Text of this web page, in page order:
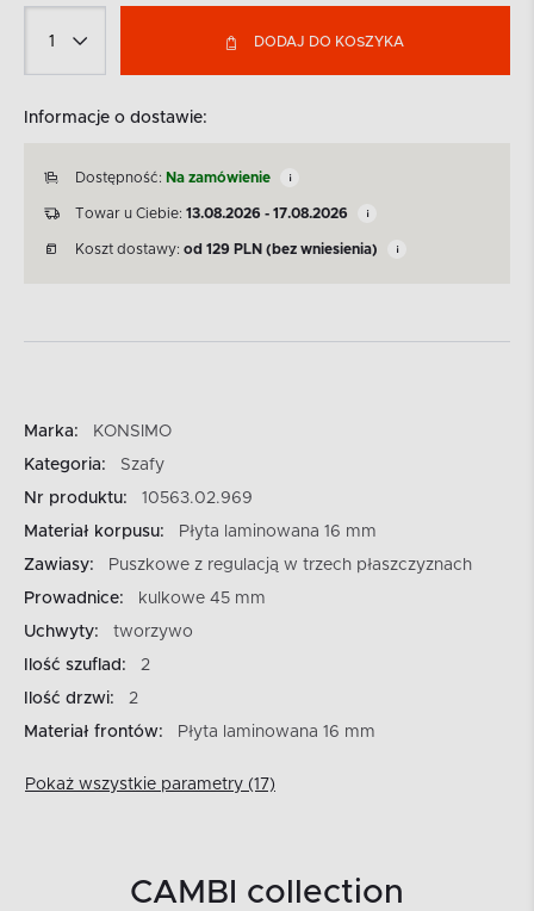
DODAJ DO KOSZYKA
Informacje o dostawie:
Dostępność: Na zamówienie
Towar u Ciebie: 13.08.2026 - 17.08.2026
Koszt dostawy: od 129 PLN (bez wniesienia)
Marka:
KONSIMO
Kategoria:
Szafy
Nr produktu:
10563.02.969
Materiał korpusu:
Płyta laminowana 16 mm
Zawiasy:
Puszkowe z regulacją w trzech płaszczyznach
Prowadnice:
kulkowe 45 mm
Uchwyty:
tworzywo
Ilość szuflad:
2
Ilość drzwi:
2
Materiał frontów:
Płyta laminowana 16 mm
Pokaż wszystkie parametry (17)
CAMBI collection